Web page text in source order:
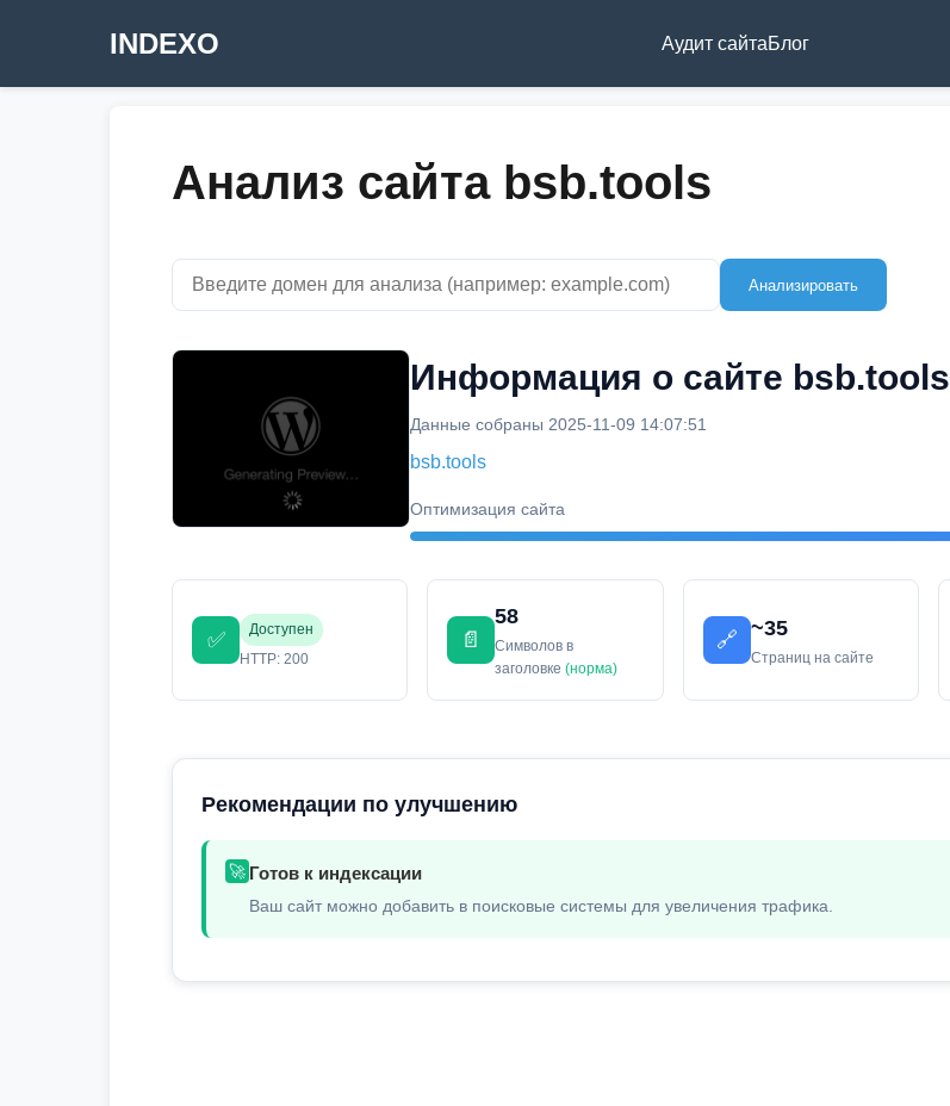
INDEXO Аудит сайтаБлог
Анализ сайта bsb.tools
Анализировать
Информация о сайте bsb.tools
Данные собраны 2025-11-09 14:07:51
bsb.tools
Оптимизация сайта
✅
Доступен
HTTP: 200
📄
58
Символов в
заголовке(норма)
🔗
~35
Страниц на сайте
Рекомендации по улучшению
🚀 Готов к индексации
Ваш сайт можно добавить в поисковые системы для увеличения трафика.